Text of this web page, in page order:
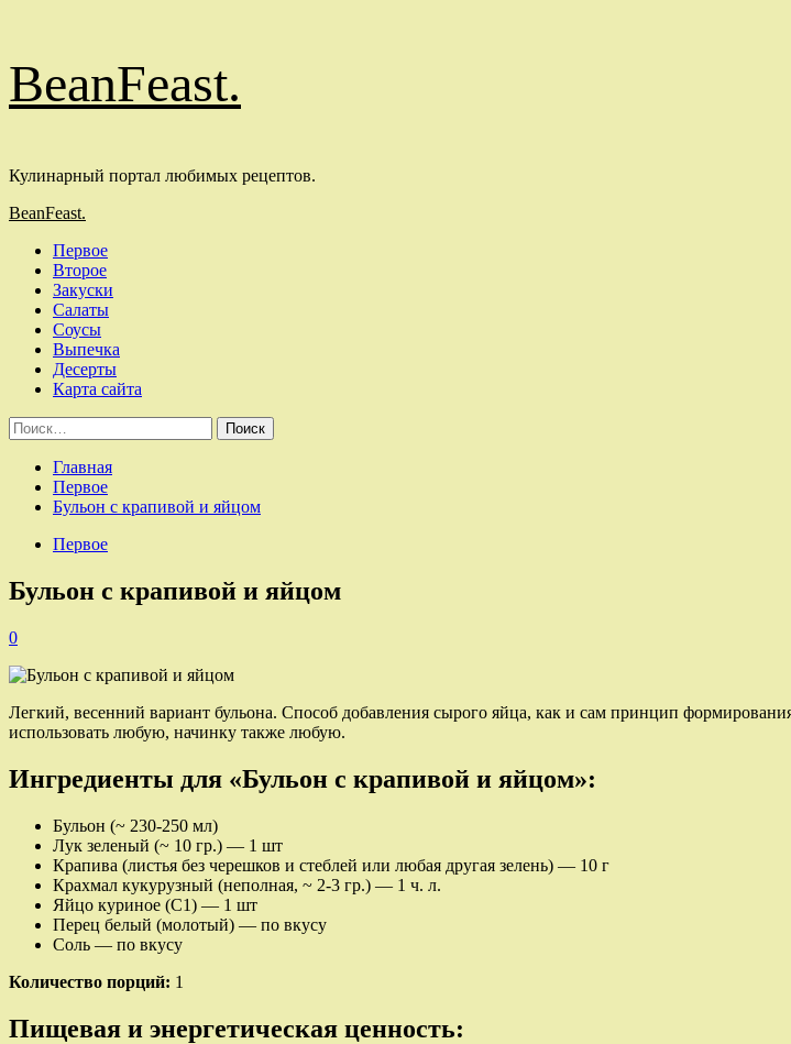
содержимому
BeanFeast.
Кулинарный портал любимых рецептов.
Основное
BeanFeast.
Первое
Второе
Закуски
Салаты
Соусы
Выпечка
Десерты
Карта сайта
Найти:
Главная
Первое
Бульон с крапивой и яйцом
Первое
Бульон с крапивой и яйцом
0
Легкий, весенний вариант бульона. Способ добавления сырого яйца, как и сам принцип
использовать любую, начинку также любую.
Ингредиенты для «Бульон с крапивой и яйцом»:
Бульон (~ 230-250 мл)
Лук зеленый (~ 10 гр.) — 1 шт
Крапива (листья без черешков и стеблей или любая другая зелень) — 10 г
Крахмал кукурузный (неполная, ~ 2-3 гр.) — 1 ч. л.
Яйцо куриное (С1) — 1 шт
Перец белый (молотый) — по вкусу
Соль — по вкусу
Количество порций: 1
Пищевая и энергетическая ценность: